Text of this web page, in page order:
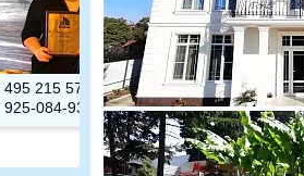
7
+7 495 215 5755 доб.2
+7 925-084-93-70